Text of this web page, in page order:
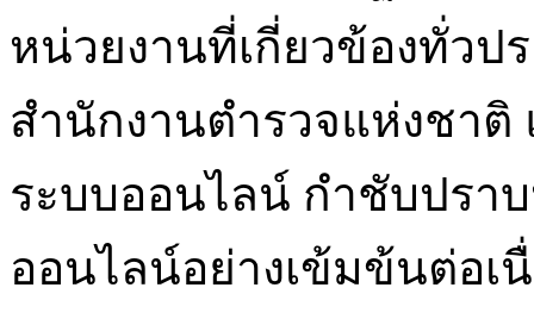
หน่วยงานที่เกี่ยวข้องทั่วป
สำนักงานตำรวจแห่งชาติ
ระบบออนไลน์ กำชับปรา
ออนไลน์อย่างเข้มข้นต่อเ